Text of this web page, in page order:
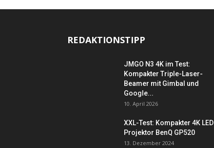
REDAKTIONSTIPP
JMGO N3 4K im Test:
Kompakter Triple-Laser-
Beamer mit Gimbal und
Google...
10. April 2026
XXL-Test: Kompakter 4K LED
Projektor BenQ GP520
13. Dezember 2024